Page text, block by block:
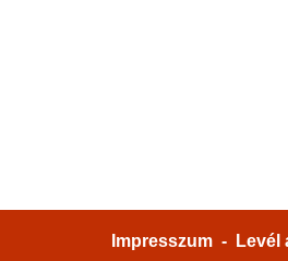
Impresszum -
Levél